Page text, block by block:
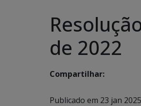
de 2022
Compartilhar:
Publicado em 23 jan 2025